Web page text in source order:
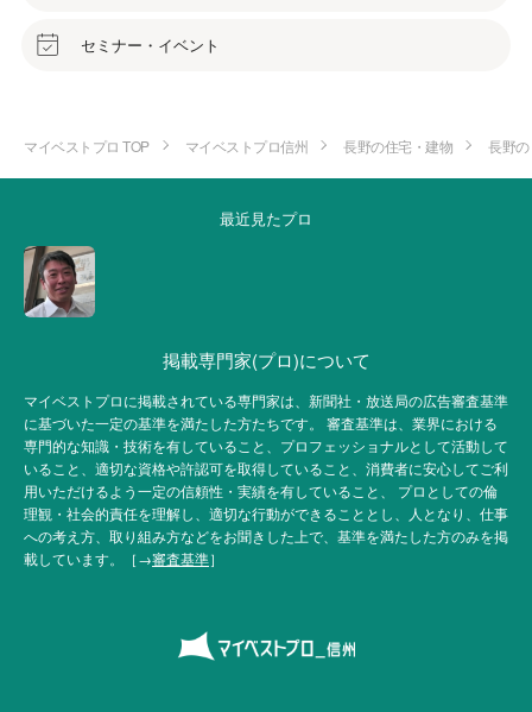
セミナー・イベント
マイベストプロ TOP マイベストプロ信州 長野の住宅・建物 長野
最近見たプロ
掲載専門家(プロ)について
マイベストプロに掲載されている専門家は、新聞社・放送局の広告審査基準
に基づいた一定の基準を満たした方たちです。 審査基準は、業界における
専門的な知識・技術を有していること、プロフェッショナルとして活動して
いること、適切な資格や許認可を取得していること、消費者に安心してご利
用いただけるよう一定の信頼性・実績を有していること、 プロとしての倫
理観・社会的責任を理解し、適切な行動ができることとし、人となり、仕事
への考え方、取り組み方などをお聞きした上で、基準を満たした方のみを掲
載しています。［→審査基準］